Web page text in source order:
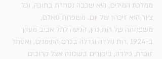
ממלכת המילים, היא שכבה נסתרת בתוכה, וכל
ציור הוא זיכרון של יום. משפחת סאלם,
משפחתה של רות כהן, הגיעה לתל אביב מעדן
ב-1924 .רות נולדה וגדלה בכרם התימנים, ואסתר
זוכרת, כילדה, ביקורים בשכונה אצל קרובים